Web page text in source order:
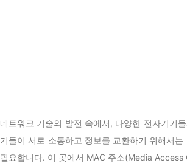
네트워크 기술의 발전 속에서, 다양한 전자기기
기들이 서로 소통하고 정보를 교환하기 위해서
필요합니다. 이 곳에서 MAC 주소(Media